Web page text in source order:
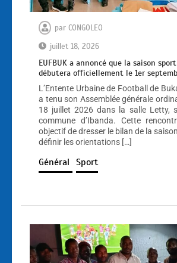
par CONGOLEO
juillet 18, 2026
EUFBUK a annoncé que la saison
débutera officiellement le 1er
L’Entente Urbaine de Football de
a tenu son Assemblée générale
18 juillet 2026 dans la salle Letty,
commune d’Ibanda. Cette
objectif de dresser le bilan de la
définir les orientations […]
Général Sport